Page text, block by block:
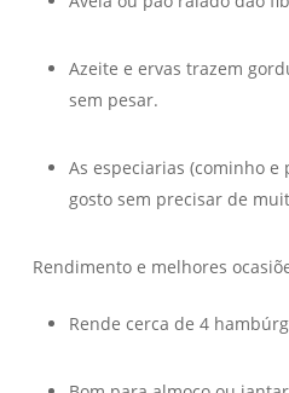
Azeite e ervas trazem
sem pesar.
As especiarias (cominho
gosto sem precisar de
Rendimento e melhores
Rende cerca de 4